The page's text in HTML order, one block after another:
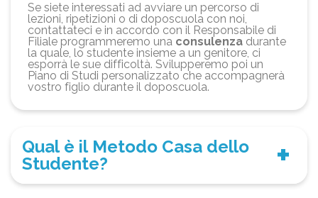
Se siete interessati ad avviare un percorso di
lezioni, ripetizioni o di doposcuola con noi,
contattateci e in accordo con il Responsabile di
Filiale programmeremo una consulenza durante
la quale, lo studente insieme a un genitore, ci
esporrà le sue difficoltà. Svilupperemo poi un
Piano di Studi personalizzato che accompagnerà
vostro figlio durante il doposcuola.
Qual è il Metodo Casa dello
Studente?